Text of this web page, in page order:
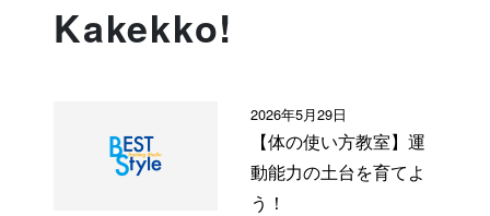
Kakekko!
2026年5月29日
【体の使い方教室】運
動能力の土台を育てよ
う！